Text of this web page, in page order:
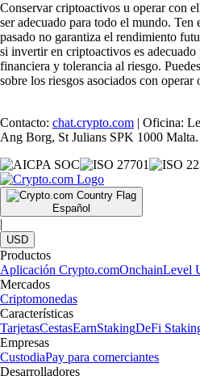
Conservar criptoactivos u operar con
ser adecuado para todo el mundo. Ten
pasado no garantiza el rendimiento
si invertir en criptoactivos es
financiera y tolerancia al riesgo.
sobre los riesgos asociados con
Contacto: chat.crypto.com | Oficina:
Ang Borg, St Julians SPK 1000 Malta.
Español
|
USD
Productos
Aplicación Crypto.comOnchainLevel
Mercados
Criptomonedas
Características
TarjetasCestasEarnStakingDeFi
Empresas
CustodiaPay para comerciantes
Desarrolladores